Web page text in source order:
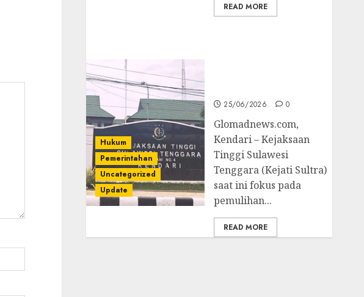
READ MORE
Hukum
Pemerintahan
Uncategorized
Update
25/06/2026 0
Glomadnews.com,
Kendari – Kejaksaan
Tinggi Sulawesi
Tenggara (Kejati Sultra)
saat ini fokus pada
pemulihan...
READ MORE